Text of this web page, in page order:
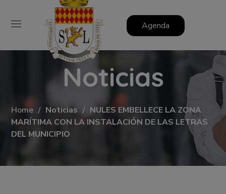
Agenda
Noticias
Home Noticias
NULES EMBELLECE LA ZONA
MARÍTIMA CON LA INSTALACIÓN DE LAS LETRAS
DEL MUNICIPIO